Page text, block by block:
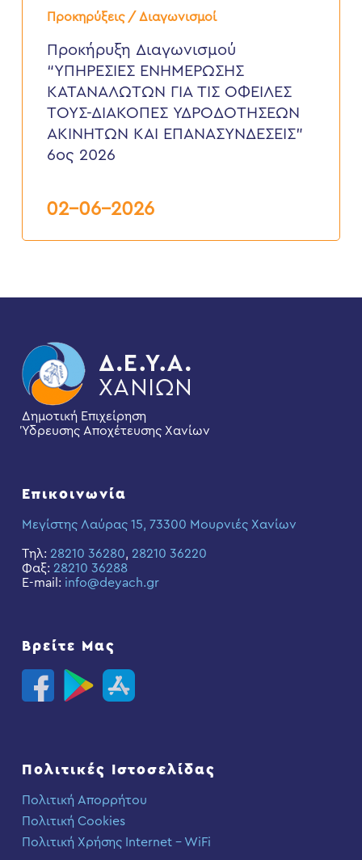
Προκηρύξεις / Διαγωνισμοί
Διαγωνισμού
ΕΝΗΜΕΡΩΣΗΣ
ΚΑΤΑΝΑΛΩΤΩΝ
ΟΦΕΙΛΕΣ
ΤΟΥΣ-
ΔΙΑΚΟΠΕΣ
ΑΚΙΝΗΤΩΝ
2026
Προκήρυξη Διαγωνισμού
“ΥΠΗΡΕΣΙΕΣ ΕΝΗΜΕΡΩΣΗΣ
ΚΑΤΑΝΑΛΩΤΩΝ ΓΙΑ ΤΙΣ ΟΦΕΙΛΕΣ
ΤΟΥΣ-ΔΙΑΚΟΠΕΣ ΥΔΡΟΔΟΤΗΣΕΩΝ
ΑΚΙΝΗΤΩΝ ΚΑΙ ΕΠΑΝΑΣΥΝΔΕΣΕΙΣ”
6ος 2026
02-06-2026
Δημοτική Επιχείρηση
Ύδρευσης Αποχέτευσης Χανίων
Επικοινωνία
Μεγίστης Λαύρας 15, 73300 Μουρνιές Χανίων
Τηλ: 28210 36280, 28210 36220
Φαξ: 28210 36288
E-mail: info@deyach.gr
Βρείτε Μας
Πολιτικές Ιστοσελίδας
Πολιτική Απορρήτου
Πολιτική Cookies
Πολιτική Χρήσης Internet – WiFi